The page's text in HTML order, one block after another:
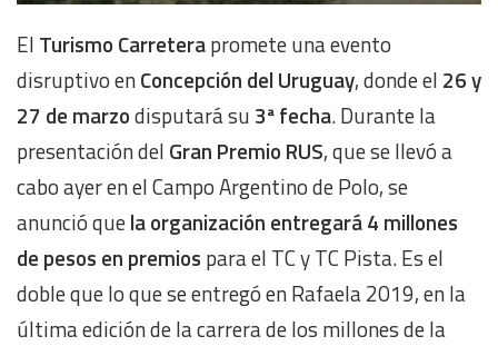
El Turismo Carreterapromete una evento
disruptivo enConcepción del Uruguay, donde el 26 y
27 de marzodisputará su 3ª fecha. Durante la
presentación del Gran Premio RUS, que se llevó a
cabo ayer en el Campo Argentino de Polo, se
anunció quela organización entregará 4 millones
de pesos en premios para el TC y TC Pista. Es el
doble que lo que se entregó en Rafaela 2019, en la
última edición de la carrera de los millones de la